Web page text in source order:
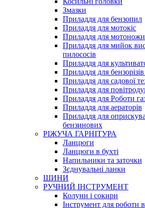
Змазки
Приладдя для бензопил
Приладдя для мотокіс
Приладдя для
Приладдя для мийок
пилососів
Приладдя для
Приладдя для
Приладдя для садової
Приладдя для
Приладдя для Роботи
Приладдя для аераторів
Приладдя для
бензинових
РІЖУЧА ГАРНІТУРА
Ланцюги
Ланцюги в бухті
Напильники та заточки
Зєднувальні ланки
ШИНИ
РУЧНИЙ ІНСТРУМЕНТ
Колуни і сокири
Інструмент для роботи